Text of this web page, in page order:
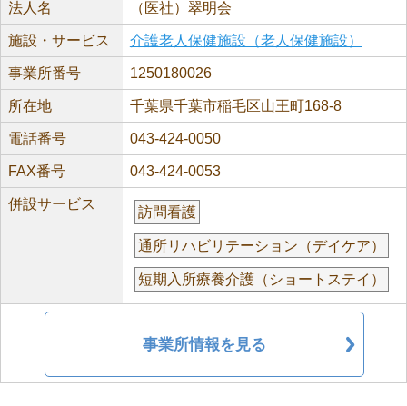
法人名 （医社）翠明会
施設・サービス 介護老人保健施設（老人保健施設）
事業所番号 1250180026
所在地 千葉県千葉市稲毛区山王町168-8
電話番号 043-424-0050
FAX番号 043-424-0053
併設サービス
訪問看護
通所リハビリテーション（デイケア）
短期入所療養介護（ショートステイ）
事業所情報を見る